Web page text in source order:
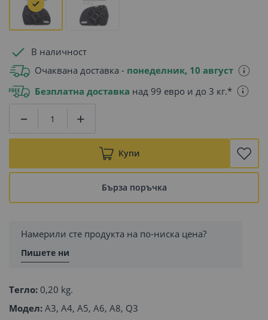
В наличност
Очаквана доставка - понеделник, 10 август
Безплатна доставка над 99 евро и до 3 кг.*
Купи
Бърза поръчка
Намерили сте продукта на по-ниска цена?
Пишете ни
Тегло: 0,20 kg.
Модел: A3, A4, A5, A6, A8, Q3